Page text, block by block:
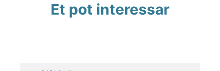
Et pot interessar